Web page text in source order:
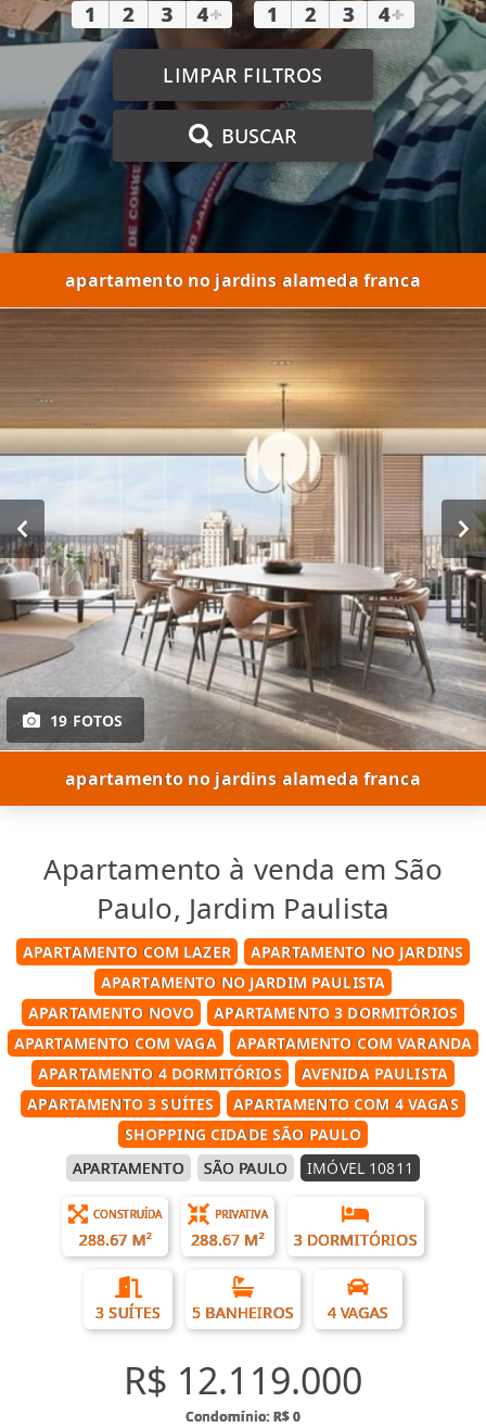
1 2 3 4+ 1 2 3 4+
LIMPAR FILTROS
BUSCAR
apartamento no jardins alameda franca
19 FOTOS
apartamento no jardins alameda franca
Apartamento à venda em São
Paulo, Jardim Paulista
APARTAMENTO COM LAZER
APARTAMENTO NO JARDINS
APARTAMENTO NO JARDIM PAULISTA
APARTAMENTO NOVO
APARTAMENTO 3 DORMITÓRIOS
APARTAMENTO COM VAGA
APARTAMENTO COM VARANDA
APARTAMENTO 4 DORMITÓRIOS
AVENIDA PAULISTA
APARTAMENTO 3 SUÍTES
APARTAMENTO COM 4 VAGAS
SHOPPING CIDADE SÃO PAULO
APARTAMENTO
SÃO PAULO IMÓVEL 10811
CONSTRUÍDA
288.67 M²
PRIVATIVA
288.67 M² 3 DORMITÓRIOS
3 SUÍTES 5 BANHEIROS 4 VAGAS
R$ 12.119.000
Condomínio: R$ 0